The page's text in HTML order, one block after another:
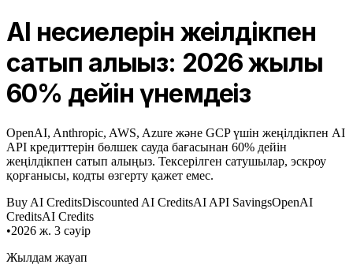
AI несиелерін жеңілдікпен
сатып алыңыз: 2026 жылы
60% дейін үнемдеңіз
OpenAI, Anthropic, AWS, Azure және GCP үшін жеңілдікпен AI
API кредиттерін бөлшек сауда бағасынан 60% дейін
жеңілдікпен сатып алыңыз. Тексерілген сатушылар, эскроу
қорғанысы, кодты өзгерту қажет емес.
Buy AI CreditsDiscounted AI CreditsAI API SavingsOpenAI
CreditsAI Credits
•2026 ж. 3 сәуір
Жылдам жауап